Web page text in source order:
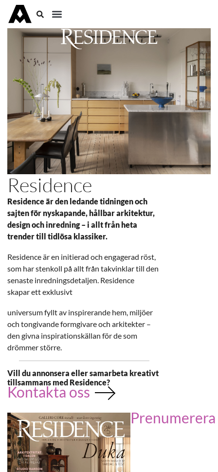
Residence
Residence är den ledande tidningen och
sajten för nyskapande, hållbar arkitektur,
design och inredning – i allt från heta
trender till tidlösa klassiker.
Residence är en initierad och engagerad röst,
som har stenkoll på allt från takvinklar till den
senaste inredningsdetaljen. Residence
skapar ett exklusivt
universum fyllt av inspirerande hem, miljöer
och tongivande formgivare och arkitekter –
den givna inspirationskällan för de som
drömmer större.
Vill du annonsera eller samarbeta kreativt
tillsammans med Residence?
Kontakta oss
Prenumerera